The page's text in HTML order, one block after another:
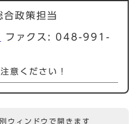
合政策担当
ファクス: 048-991-
意ください！
ウィンドウで開きます